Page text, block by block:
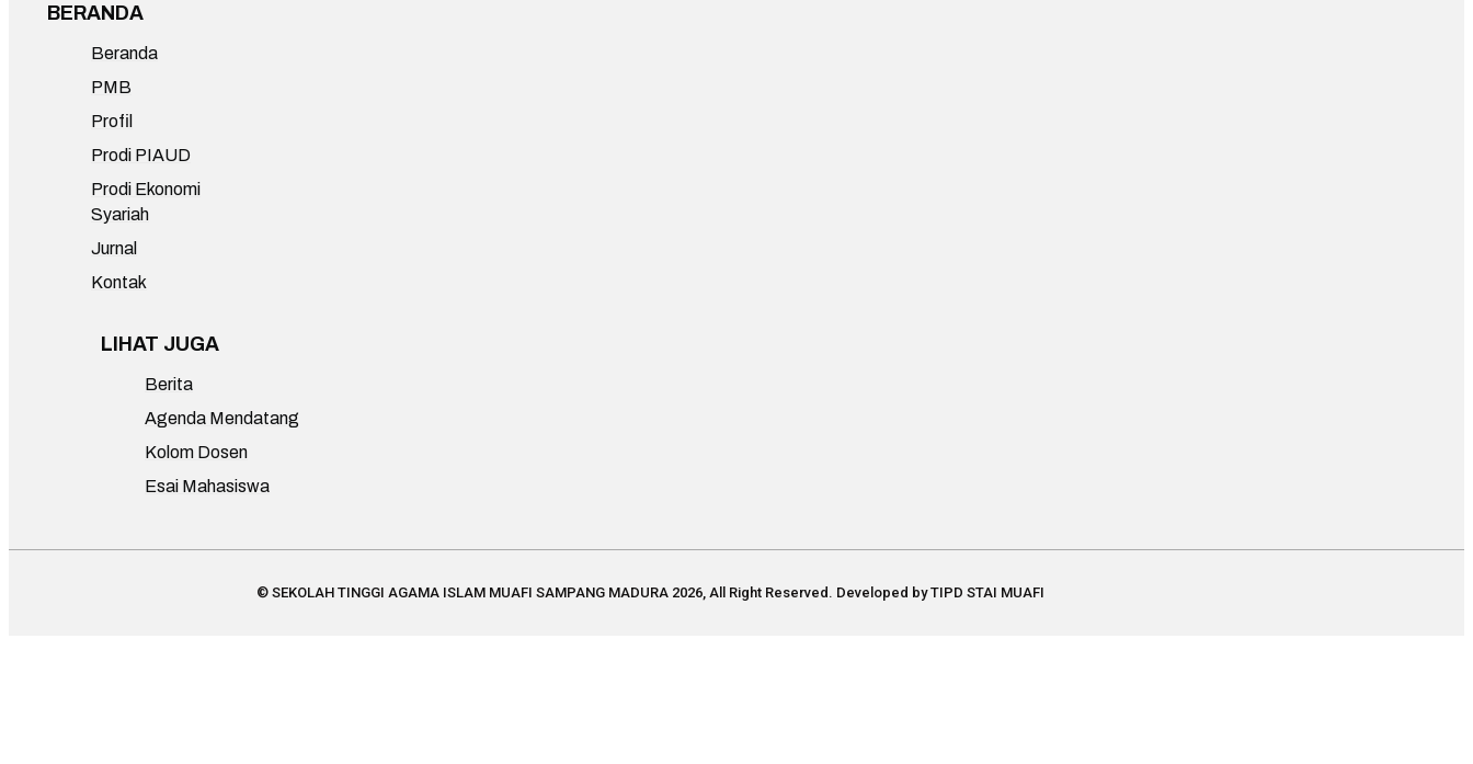
BERANDA
Beranda
PMB
Profil
Prodi PIAUD
Prodi Ekonomi
Syariah
Jurnal
Kontak
LIHAT JUGA
Berita
Agenda Mendatang
Kolom Dosen
Esai Mahasiswa
© SEKOLAH TINGGI AGAMA ISLAM MUAFI SAMPANG MADURA 2026, All Right Reserved. Developed by TIPD STAI MUAFI